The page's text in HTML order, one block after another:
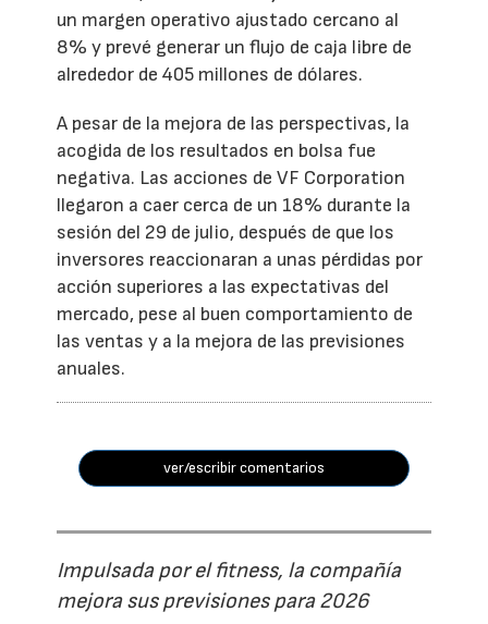
un margen operativo ajustado cercano al
8% y prevé generar un flujo de caja libre de
alrededor de 405 millones de dólares.
A pesar de la mejora de las perspectivas, la
acogida de los resultados en bolsa fue
negativa. Las acciones de VF Corporation
llegaron a caer cerca de un 18% durante la
sesión del 29 de julio, después de que los
inversores reaccionaran a unas pérdidas por
acción superiores a las expectativas del
mercado, pese al buen comportamiento de
las ventas y a la mejora de las previsiones
anuales.
ver/escribir comentarios
Impulsada por el fitness, la compañía
mejora sus previsiones para 2026